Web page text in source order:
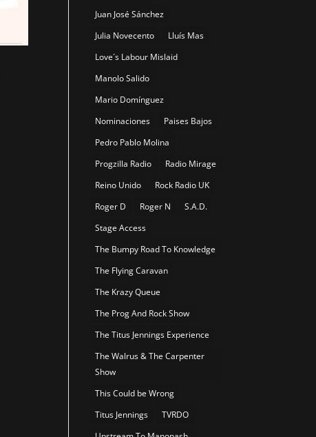
Juan José Sánchez
Julia Novecento
Lluís Mas
Love´s Labour Mislaid
Manolo Salido
Mario Domínguez
Nominaciones
Paises Bajos
Pedro Pablo Molina
Progzilla Radio
Radio Mirage
Reino Unido
Rock Radio UK
Roger D
Roger N
S.A.D.
Stage Access
The Bumpy Road To Knowledge
The Flying Caravan
The Krazy Queue
The Prog And Rock Show
The Titus Jennings Experience
The Walrus & The Carpenter
Show
This Could be Wrong
Titus Jennings
TVRDO